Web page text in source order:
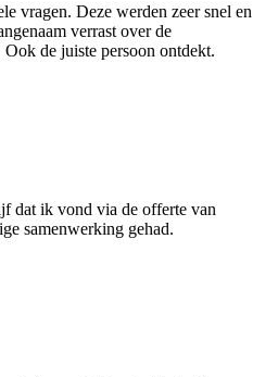
vragen. Deze werden zeer snel en
verrast over de
de juiste persoon ontdekt.
dat ik vond via de offerte van
samenwerking gehad.